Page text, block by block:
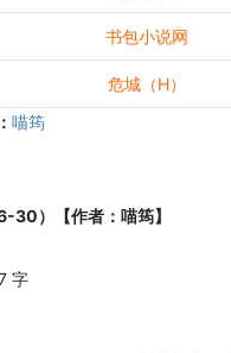
书包小说网
危城（H）
喵筠
30）【作者：喵筠】
字